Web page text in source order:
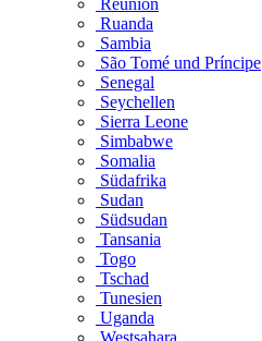
Réunion
Ruanda
Sambia
São Tomé und Príncipe
Senegal
Seychellen
Sierra Leone
Simbabwe
Somalia
Südafrika
Sudan
Südsudan
Tansania
Togo
Tschad
Tunesien
Uganda
Westsahara